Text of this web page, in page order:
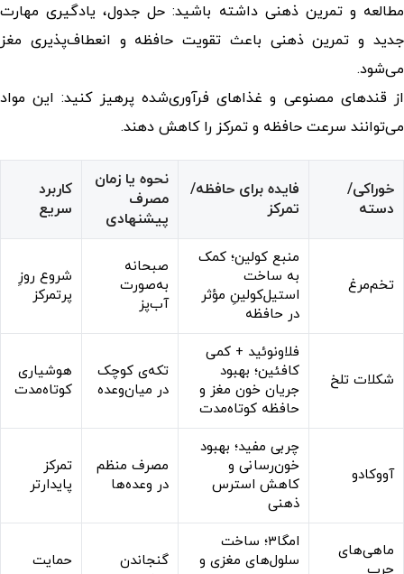
مطالعه و تمرین ذهنی داشته باشید: حل جدول، یادگیری مهارت
جدید و تمرین ذهنی باعث تقویت حافظه و انعطاف‌پذیری مغز
می‌شود.
از قندهای مصنوعی و غذاهای فرآوری‌شده پرهیز کنید: این مواد
می‌توانند سرعت حافظه و تمرکز را کاهش دهند.
خوراکی/
دسته
فایده برای حافظه/
تمرکز
نحوه یا زمان
مصرف
پیشنهادی
کاربرد
سریع
تخم‌مرغ
منبع کولین؛ کمک
به ساخت
استیل‌کولینِ مؤثر
در حافظه
صبحانه
به‌صورت
آب‌پز
شروع روزِ
پرتمرکز
شکلات تلخ
فلاونوئید + کمی
کافئین؛ بهبود
جریان خون مغز و
حافظه کوتاه‌مدت
تکه‌ی کوچک
در میان‌وعده
هوشیاری
کوتاه‌مدت
آووکادو
چربی مفید؛ بهبود
خون‌رسانی و
کاهش استرس
ذهنی
مصرف منظم
در وعده‌ها
تمرکز
پایدارتر
ماهی‌های
چرب
امگا۳؛ ساخت
سلول‌های مغزی و
گنجاندن
حمایت